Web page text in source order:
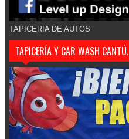
TAPICERIA DE AUTOS
TAPICERÍA Y CAR WASH CANTÚ.